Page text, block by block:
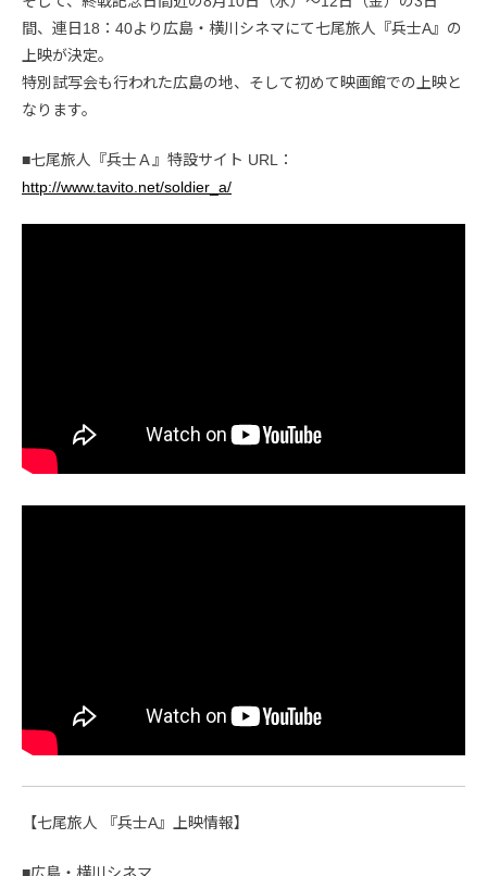
間、連日18：40より広島・横川シネマにて七尾旅人『兵士A』の
上映が決定。
特別試写会も行われた広島の地、そして初めて映画館での上映と
なります。
■七尾旅人『兵士Ａ』特設サイト URL：
http://www.tavito.net/soldier_a/
【七尾旅人 『兵士A』上映情報】